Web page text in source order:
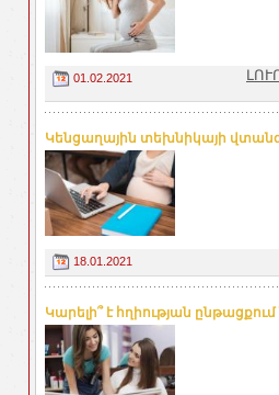
01.02.2021
Կենցաղային տեխնիկայի
18.01.2021
Կարելի՞ է հղիության